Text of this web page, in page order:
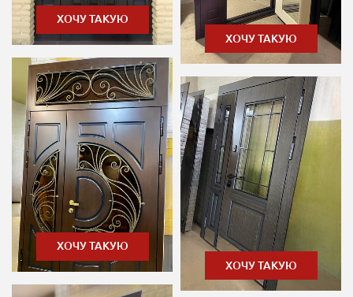
ХОЧУ ТАКУЮ
ХОЧУ ТАКУЮ
ХОЧУ ТАКУЮ
ХОЧУ ТАКУЮ